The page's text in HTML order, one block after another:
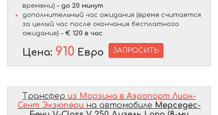
времени) – до 20 минут
дополнительный час ожидания (время считается
за целый час после окончания бесплатного
ожидания) – € 120 в час
Цена: 910 Евро ЗАПРОСИТЬ
Трансфер из Морзина в Аэропорт Лион-
Сент Экзюпери на автомобиле Мерседес-